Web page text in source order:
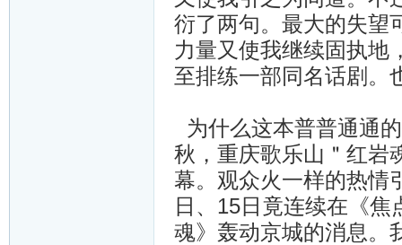
衍了两句。最大的失望
力量又使我继续固执地
至排练一部同名话剧。
为什么这本普普通通
秋，重庆歌乐山＂红岩
幕。观众火一样的热情
日、15日竟连续在《
魂》轰动京城的消息。